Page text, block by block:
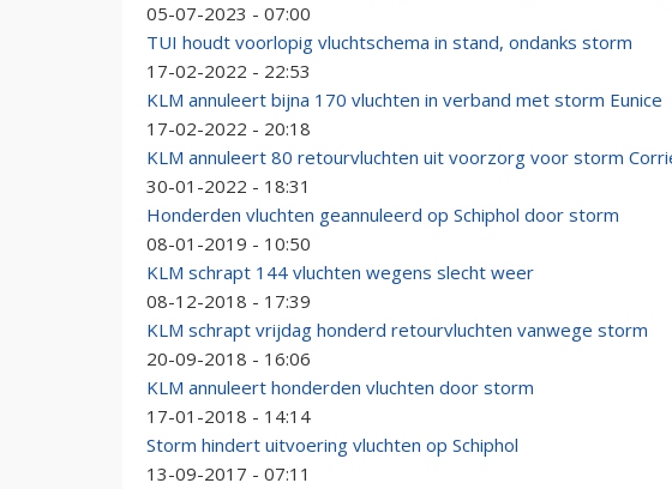
05-07-2023 - 07:00
TUI houdt voorlopig vluchtschema in stand, ondanks storm
17-02-2022 - 22:53
KLM annuleert bijna 170 vluchten in verband met storm Eunice
17-02-2022 - 20:18
KLM annuleert 80 retourvluchten uit voorzorg voor storm
30-01-2022 - 18:31
Honderden vluchten geannuleerd op Schiphol door storm
08-01-2019 - 10:50
KLM schrapt 144 vluchten wegens slecht weer
08-12-2018 - 17:39
KLM schrapt vrijdag honderd retourvluchten vanwege storm
20-09-2018 - 16:06
KLM annuleert honderden vluchten door storm
17-01-2018 - 14:14
Storm hindert uitvoering vluchten op Schiphol
13-09-2017 - 07:11